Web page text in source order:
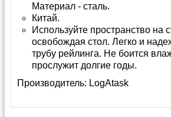
Материал - сталь.
Китай.
Используйте пространство на
освобождая стол. Легко и
трубу рейлинга. Не боится
прослужит долгие годы.
Производитель: LogAtask